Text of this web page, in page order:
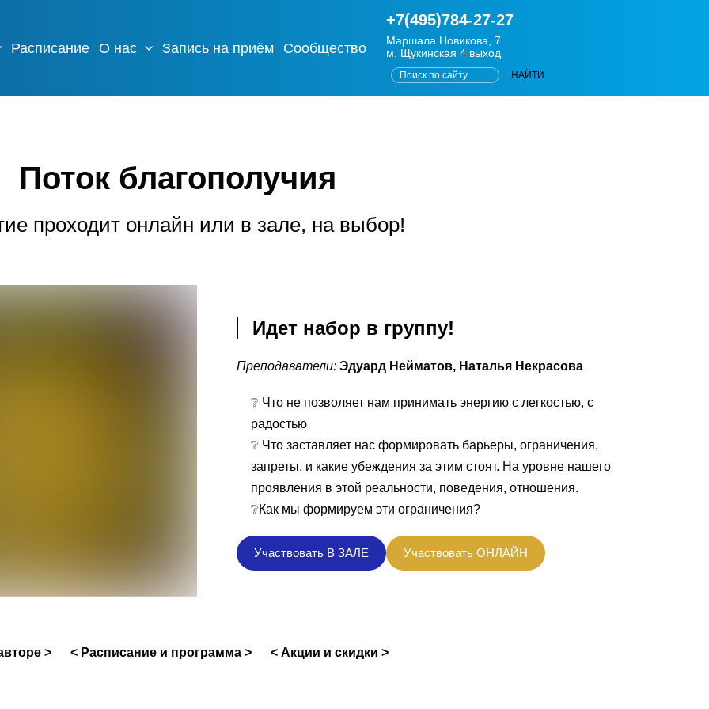
Расписание О нас Запись на приём Сообщество
+7(495)784-27-27
Маршала Новикова, 7
м. Щукинская 4 выход
Поток благополучия
проходит онлайн или в зале, на выбор!
Идет набор в группу!
Преподаватели: Эдуард Нейматов, Наталья Некрасова
❔ Что не позволяет нам принимать энергию с легкостью, с
радостью
❔ Что заставляет нас формировать барьеры, ограничения,
запреты, и какие убеждения за этим стоят. На уровне нашего
проявления в этой реальности, поведения, отношения.
❔Как мы формируем эти ограничения?
Участвовать В ЗАЛЕ Участвовать ОНЛАЙН
> < Расписание и программа > < Акции и скидки >